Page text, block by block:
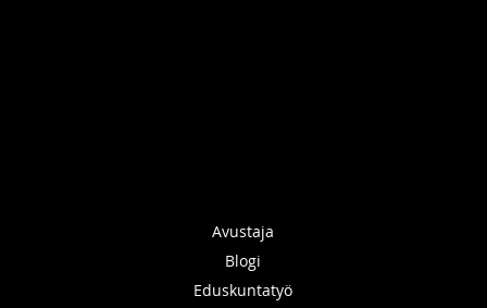
Avustaja
Blogi
Eduskuntatyö